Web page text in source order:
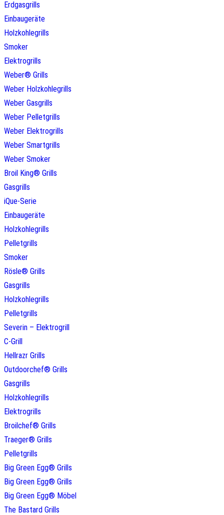
Erdgasgrills
Einbaugeräte
Holzkohlegrills
Smoker
Elektrogrills
Weber® Grills
Weber Holzkohlegrills
Weber Gasgrills
Weber Pelletgrills
Weber Elektrogrills
Weber Smartgrills
Weber Smoker
Broil King® Grills
Gasgrills
iQue-Serie
Einbaugeräte
Holzkohlegrills
Pelletgrills
Smoker
Rösle® Grills
Gasgrills
Holzkohlegrills
Pelletgrills
Severin – Elektrogrill
C-Grill
Hellrazr Grills
Outdoorchef® Grills
Gasgrills
Holzkohlegrills
Elektrogrills
Broilchef® Grills
Traeger® Grills
Pelletgrills
Big Green Egg® Grills
Big Green Egg® Grills
Big Green Egg® Möbel
The Bastard Grills